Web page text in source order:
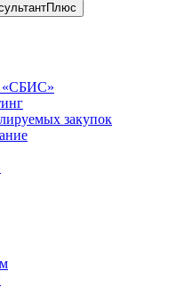
«СБИС»
закупок